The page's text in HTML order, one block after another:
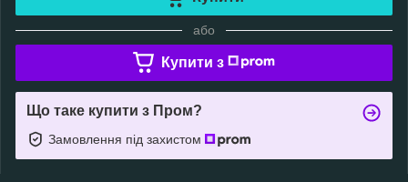
або
Купити з
Що таке купити з Пром?
Замовлення під захистом